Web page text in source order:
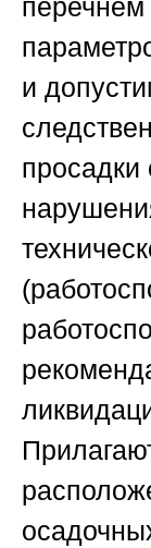
и
просадки